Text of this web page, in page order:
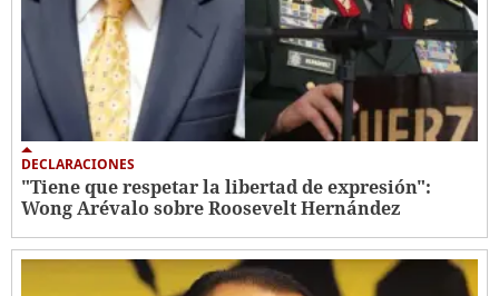
DECLARACIONES
"Tiene que respetar la libertad de expresión":
Wong Arévalo sobre Roosevelt Hernández